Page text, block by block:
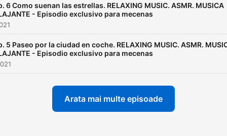
6 Como suenan las estrellas. RELAXING MUSIC. ASMR. MUSICA
- Episodio exclusivo para mecenas
5 Paseo por la ciudad en coche. RELAXING MUSIC. ASMR.
- Episodio exclusivo para mecenas
Arata mai multe episoade